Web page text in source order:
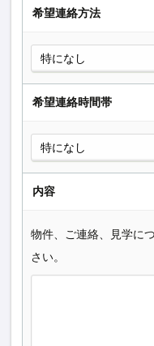
希望連絡方法
希望連絡時間帯
内容
物件、ご連絡、見学に
さい。